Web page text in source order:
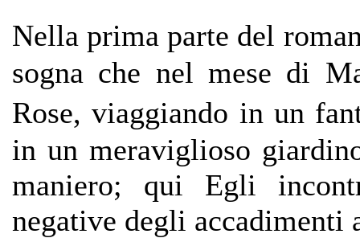
Nella prima parte del
sogna che nel mese di
Rose, viaggiando in un
in un meraviglioso
maniero; qui Egli
negative degli accadimenti